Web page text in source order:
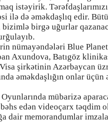
istəyirik.
ilə də əməkdaşlıq edir.
birgə uğurlar
nümayəndələri Blue
Axundova, Batıgöz
şirkətinin Azərbaycan
əməkdaşlığın onlar
mübarizə
edən videoçarx təqdim
dair memorandumlar